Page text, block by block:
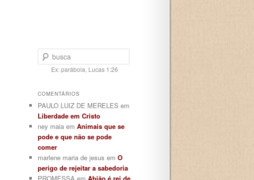
Pesquisar
Ex: parábola, Lucas 1:26
COMENTÁRIOS
PAULO LUIZ DE MERELES em
Liberdade em Cristo
ney maia em Animais que se
pode e que não se pode
comer
marlene maria de jesus em O
perigo de rejeitar a sabedoria
PROMESSA em Abião é rei de